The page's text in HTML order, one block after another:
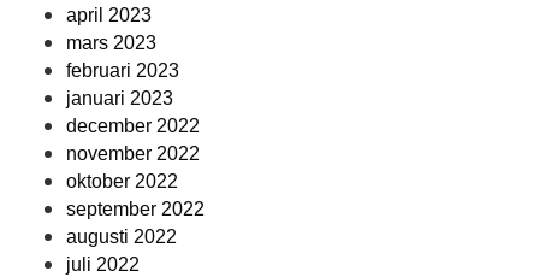
april 2023
mars 2023
februari 2023
januari 2023
december 2022
november 2022
oktober 2022
september 2022
augusti 2022
juli 2022